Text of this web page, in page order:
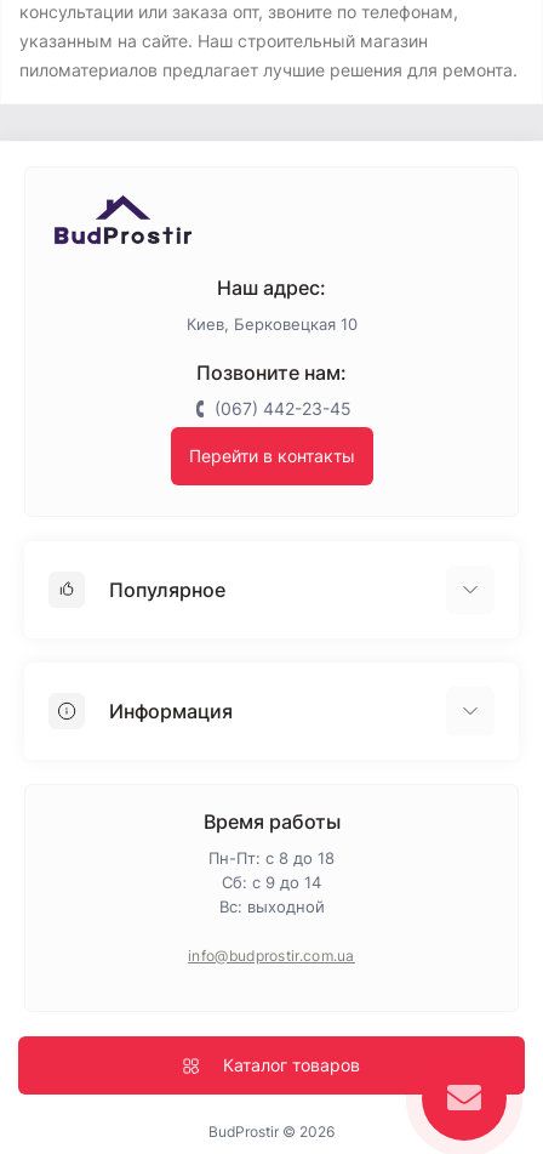
консультации или заказа опт, звоните по телефонам,
указанным на сайте. Наш строительный магазин
пиломатериалов предлагает лучшие решения для ремонта.
Наш адрес:
Киев, Берковецкая 10
Позвоните нам:
(067) 442-23-45
Перейти в контакты
Популярное
ПенопластИнформация
Политика конфиденциальности
Время работы
Пн-Пт: с 8 до 18
Сб: с 9 до 14
Вс: выходной
info@budprostir.com.ua
Каталог товаров
BudProstir © 2026